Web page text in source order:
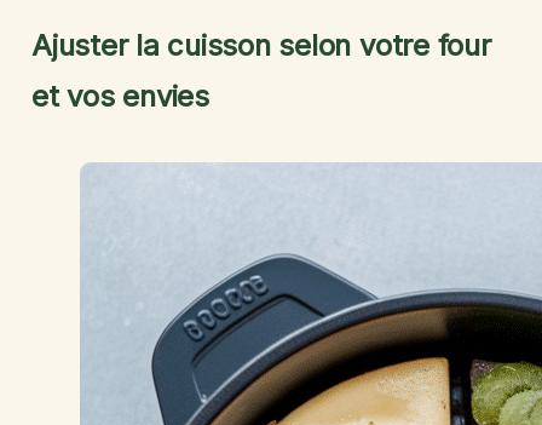
Ajuster la cuisson selon votre four
et vos envies